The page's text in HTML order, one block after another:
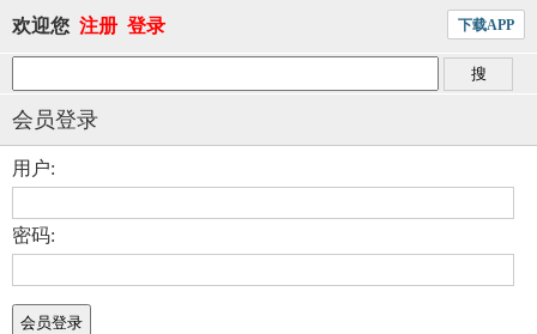
欢迎您 注册 登录 下载APP
会员登录
用户:
密码: